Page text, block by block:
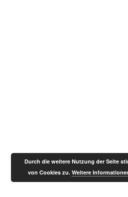
Durch die weitere Nutzung der Seite
von Cookies zu.Weitere